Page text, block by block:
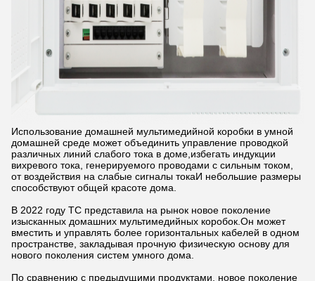
Использование домашней мультимедийной коробки в умной
домашней среде может объединить управление проводкой
различных линий слабого тока в доме,избегать индукции
вихревого тока, генерируемого проводами с сильным током,
от воздействия на слабые сигналы токаИ небольшие размеры
способствуют общей красоте дома.
В 2022 году TC представила на рынок новое поколение
изысканных домашних мультимедийных коробок.Он может
вместить и управлять более горизонтальных кабелей в одном
пространстве, закладывая прочную физическую основу для
нового поколения систем умного дома.
По сравнению с предыдущими продуктами, новое поколение